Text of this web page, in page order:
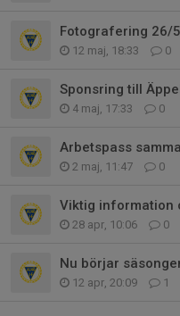
Fotografering 26/
12 maj, 18:33 0
Sponsring till
4 maj, 17:33 0
Arbetspass
2 maj, 11:47 0
28 apr, 10:06 0
Nu börjar
12 apr, 20:09 1